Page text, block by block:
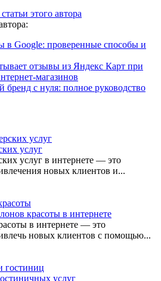
этого автора
в Google: проверенные способы и
отзывы из Яндекс Карт при
магазинов
бренд с нуля: полное руководство
услуг
услуг в интернете — это
новых клиентов и...
красоты в интернете
в интернете — это
новых клиентов с помощью...
услуг